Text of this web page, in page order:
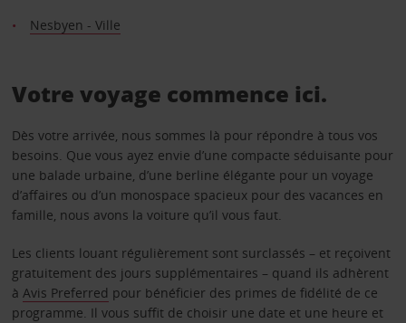
Nesbyen - Ville
Votre voyage commence ici.
Dès votre arrivée, nous sommes là pour répondre à tous vos
besoins. Que vous ayez envie d’une compacte séduisante pour
une balade urbaine, d’une berline élégante pour un voyage
d’affaires ou d’un monospace spacieux pour des vacances en
famille, nous avons la voiture qu’il vous faut.
Les clients louant régulièrement sont surclassés – et reçoivent
gratuitement des jours supplémentaires – quand ils adhèrent
à Avis Preferred pour bénéficier des primes de fidélité de ce
programme. Il vous suffit de choisir une date et une heure et